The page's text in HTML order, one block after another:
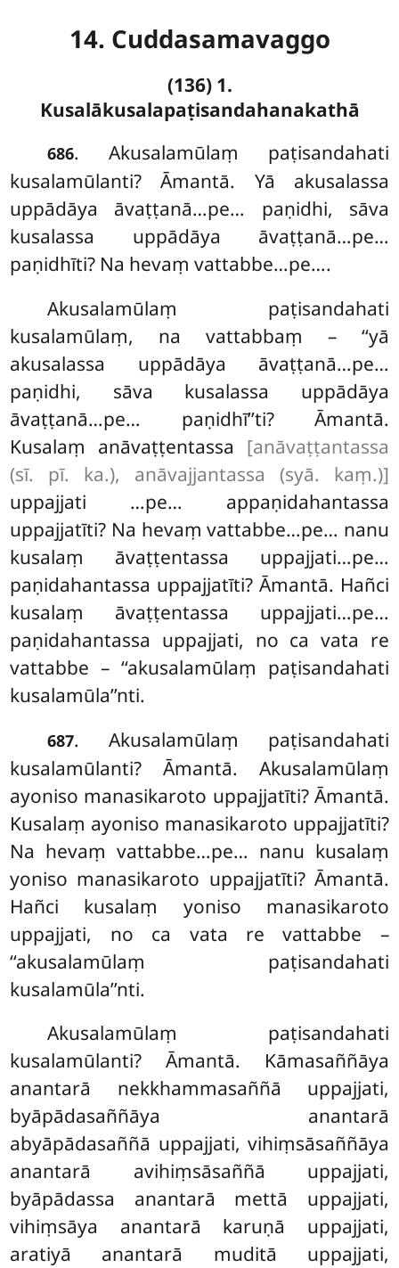
14. Cuddasamavaggo
(136) 1.
Kusalākusalapaṭisandahanakathā
686. Akusalamūlaṃ paṭisandahati
kusalamūlanti? Āmantā. Yā akusalassa
uppādāya āvaṭṭanā…pe… paṇidhi, sāva
kusalassa uppādāya āvaṭṭanā…pe…
paṇidhīti? Na hevaṃ vattabbe…pe….
Akusalamūlaṃ paṭisandahati
kusalamūlaṃ, na vattabbaṃ – ‘‘yā
akusalassa uppādāya āvaṭṭanā…pe…
paṇidhi, sāva kusalassa uppādāya
āvaṭṭanā…pe… paṇidhī’’ti? Āmantā.
Kusalaṃ anāvaṭṭentassa [anāvaṭṭantassa
(sī. pī. ka.), anāvajjantassa (syā. kaṃ.)]
uppajjati …pe… appaṇidahantassa
uppajjatīti? Na hevaṃ vattabbe…pe… nanu
kusalaṃ āvaṭṭentassa uppajjati…pe…
paṇidahantassa uppajjatīti? Āmantā. Hañci
kusalaṃ āvaṭṭentassa uppajjati…pe…
paṇidahantassa uppajjati, no ca vata re
vattabbe – ‘‘akusalamūlaṃ paṭisandahati
kusalamūla’’nti.
687. Akusalamūlaṃ paṭisandahati
kusalamūlanti? Āmantā. Akusalamūlaṃ
ayoniso manasikaroto uppajjatīti? Āmantā.
Kusalaṃ ayoniso manasikaroto uppajjatīti?
Na hevaṃ vattabbe…pe… nanu kusalaṃ
yoniso manasikaroto uppajjatīti? Āmantā.
Hañci kusalaṃ yoniso manasikaroto
uppajjati, no ca vata re vattabbe –
‘‘akusalamūlaṃ paṭisandahati
kusalamūla’’nti.
Akusalamūlaṃ paṭisandahati
kusalamūlanti? Āmantā. Kāmasaññāya
anantarā nekkhammasaññā uppajjati,
byāpādasaññāya anantarā
abyāpādasaññā uppajjati, vihiṃsāsaññāya
anantarā avihiṃsāsaññā uppajjati,
byāpādassa anantarā mettā uppajjati,
vihiṃsāya anantarā karuṇā uppajjati,
aratiyā anantarā muditā uppajjati,